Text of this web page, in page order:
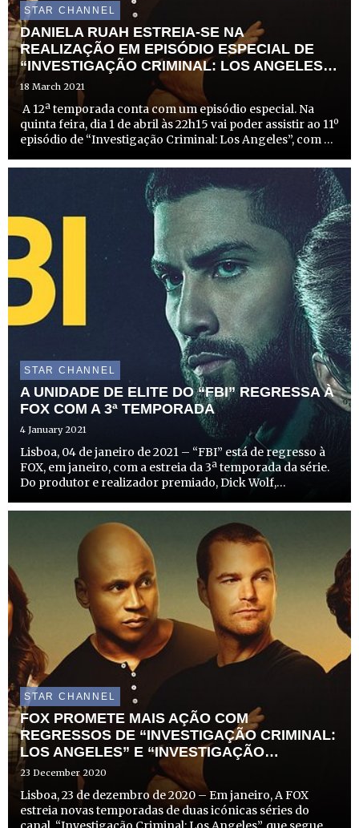
STAR CHANNEL
DANIELA RUAH ESTREIA-SE NA
REALIZAÇÃO EM EPISÓDIO ESPECIAL DE
“INVESTIGAÇÃO CRIMINAL: LOS ANGELES”
NA FOX
18 March 2021
A 12ª temporada conta com um episódio especial. Na
quinta feira, dia 1 de abril às 22h15 vai poder assistir ao 11º
episódio de “Investigação Criminal: Los Angeles”, com a
papel de Kensi Blye. A atriz de 37 anos est...
STAR CHANNEL
A UNIDADE DE ELITE DO “FBI” REGRESSA À
FOX COM A 3ª TEMPORADA
4 January 2021
Lisboa, 04 de janeiro de 2021 – “FBI” está de regresso à
FOX, em janeiro, com a estreia da 3ª temporada da série.
Do produtor e realizador premiado, Dick Wolf,
drama intenso que explora o funcionamento interno do
STAR CHANNEL
FOX PROMETE MAIS AÇÃO COM
REGRESSOS DE “INVESTIGAÇÃO CRIMINAL:
LOS ANGELES” E “INVESTIGAÇÃO
CRIMINAL: NEW ORLEANS”
23 December 2020
Lisboa, 23 de dezembro de 2020 – Em janeiro, A FOX
estreia novas temporadas de duas icónicas séries do